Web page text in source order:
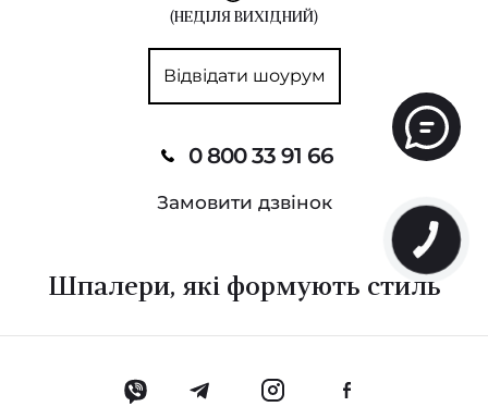
(НЕДІЛЯ ВИХІДНИЙ)
Відвідати шоурум
0 800 33 91 66
Замовити дзвінок
Шпалери, які формують стиль